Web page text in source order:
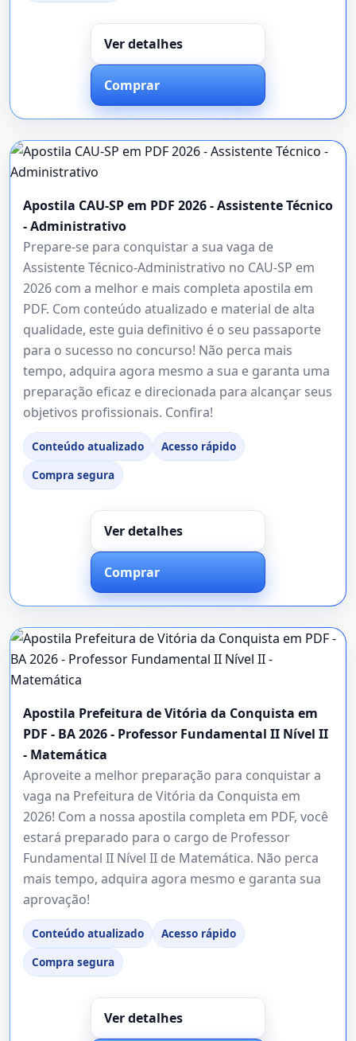
Ver detalhes
Comprar
Apostila CAU-SP em PDF 2026 - Assistente Técnico
- Administrativo
Prepare-se para conquistar a sua vaga de
Assistente Técnico-Administrativo no CAU-SP em
2026 com a melhor e mais completa apostila em
PDF. Com conteúdo atualizado e material de alta
qualidade, este guia definitivo é o seu passaporte
para o sucesso no concurso! Não perca mais
tempo, adquira agora mesmo a sua e garanta uma
preparação eficaz e direcionada para alcançar seus
objetivos profissionais. Confira!
Conteúdo atualizado
Acesso rápido
Compra segura
Ver detalhes
Comprar
Apostila Prefeitura de Vitória da Conquista em
PDF - BA 2026 - Professor Fundamental II Nível II
- Matemática
Aproveite a melhor preparação para conquistar a
vaga na Prefeitura de Vitória da Conquista em
2026! Com a nossa apostila completa em PDF, você
estará preparado para o cargo de Professor
Fundamental II Nível II de Matemática. Não perca
mais tempo, adquira agora mesmo e garanta sua
aprovação!
Conteúdo atualizado
Acesso rápido
Compra segura
Ver detalhes